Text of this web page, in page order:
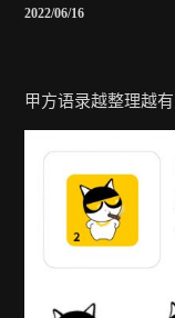
2022/06/16
甲方语录越整理越